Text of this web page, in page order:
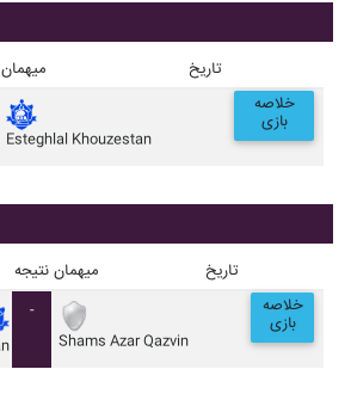
میهمان تاریخ
Esteghlal Khouzestan
خلاصه
بازی
نتیجه میهمان تاریخ
-
Shams Azar Qazvin
خلاصه
بازی